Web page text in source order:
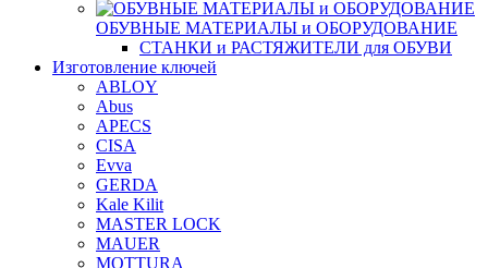
ОБУВНЫЕ МАТЕРИАЛЫ и ОБОРУДОВАНИЕ
СТАНКИ и РАСТЯЖИТЕЛИ для ОБУВИ
Изготовление ключей
ABLOY
Abus
APECS
CISA
Evva
GERDA
Kale Kilit
MASTER LOCK
MAUER
MOTTURA